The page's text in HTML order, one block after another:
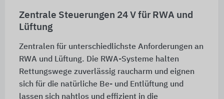
Zentrale Steuerungen 24 V für RWA und
Lüftung
Zentralen für unterschiedlichste Anforderungen an
RWA und Lüftung. Die RWA-Systeme halten
Rettungswege zuverlässig raucharm und eignen
sich für die natürliche Be- und Entlüftung und
lassen sich nahtlos und effizient in die